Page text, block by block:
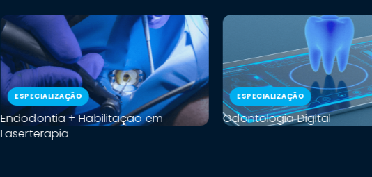
ESPECIALIZAÇÃO
Endodontia + Habilitação em
Laserterapia
ESPECIALIZAÇÃO
Odontologia Digital